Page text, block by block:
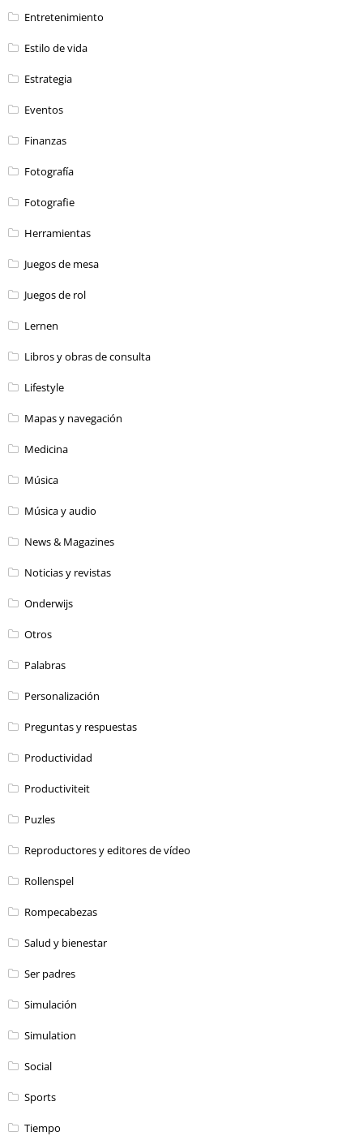
Entretenimiento
Estilo de vida
Estrategia
Eventos
Finanzas
Fotografía
Fotografie
Herramientas
Juegos de mesa
Juegos de rol
Lernen
Libros y obras de consulta
Lifestyle
Mapas y navegación
Medicina
Música
Música y audio
News & Magazines
Noticias y revistas
Onderwijs
Otros
Palabras
Personalización
Preguntas y respuestas
Productividad
Productiviteit
Puzles
Reproductores y editores de vídeo
Rollenspel
Rompecabezas
Salud y bienestar
Ser padres
Simulación
Simulation
Social
Sports
Tiempo